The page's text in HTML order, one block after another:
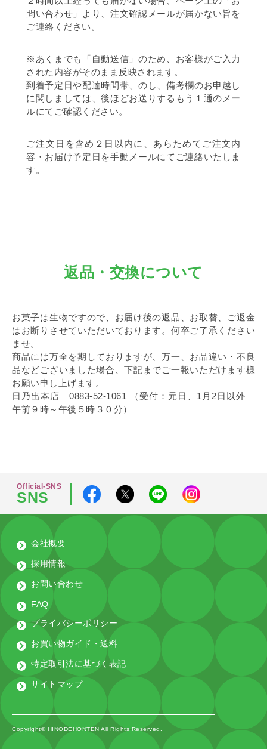
問い合わせ」より、注文確認メールが届かない旨を
ご連絡ください。
※あくまでも「自動送信」のため、お客様がご入力
された内容がそのまま反映されます。
到着予定日や配達時間帯、のし、備考欄のお申越し
に関しましては、後ほどお送りするもう１通のメー
ルにてご確認ください。
ご注文日を含め２日以内に、あらためてご注文内
容・お届け予定日を手動メールにてご連絡いたしま
す。
返品・交換について
お菓子は生物ですので、お届け後の返品、お取替、ご返金
はお断りさせていただいております。何卒ご了承ください
ませ。
商品には万全を期しておりますが、万一、お品違い・不良
品などございました場合、下記までご一報いただけます様
お願い申し上げます。
日乃出本店 0883-52-1061 （受付：元日、1月2日以外
午前９時～午後５時３０分）
Official-SNS
SNS
会社概要
採用情報
お問い合わせ
FAQ
プライバシーポリシー
お買い物ガイド・送料
特定取引法に基づく表記
サイトマップ
Copyright© HINODEHONTEN All Rights Reserved.